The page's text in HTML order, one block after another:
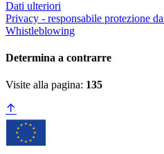
Dati ulteriori
Privacy - responsabile protezione
Whistleblowing
Determina a contrarre
Visite alla pagina: 135